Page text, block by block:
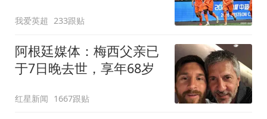
我爱英超 233跟贴
阿根廷媒体：梅西父亲已
于7日晚去世，享年68岁
红星新闻 1667跟贴